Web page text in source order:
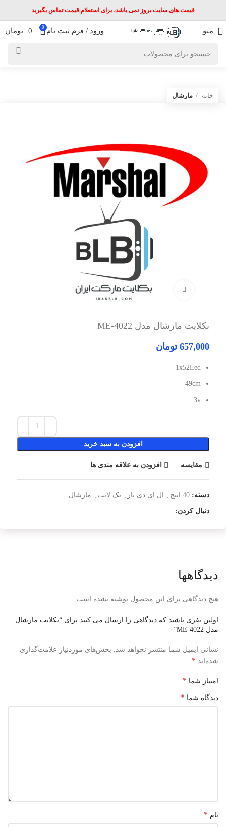
قیمت های سایت بروز نمی باشد، برای استعلام قیمت تماس بگیرید
منو ورود / فرم ثبت نام 0
0 تومان
خانه مارشال
برای بزرگنمایی کلیک کنید
بکلایت مارشال مدل ME-4022
657,000 تومان
1x52Led
49cm
3v
افزودن به سبد خرید
مقایسه افزودن به علاقه مندی ها
دسته: 40 اینچ , ال ای دی بار , بک لایت , مارشال
دنبال کردن:
دیدگاهها
هیچ دیدگاهی برای این محصول نوشته نشده است.
اولین نفری باشید که دیدگاهی را ارسال می کنید برای “بکلایت مارشال
مدل ME-4022”
نشانی ایمیل شما منتشر نخواهد شد. بخش‌های موردنیاز علامت‌گذاری
شده‌اند *
امتیاز شما *
دیدگاه شما *
نام *